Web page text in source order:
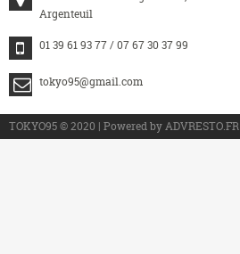
Argenteuil
01 39 61 93 77 / 07 67 30 37 99
tokyo95@gmail.com
TOKYO95 © 2020 | Powered by ADVRESTO.FR